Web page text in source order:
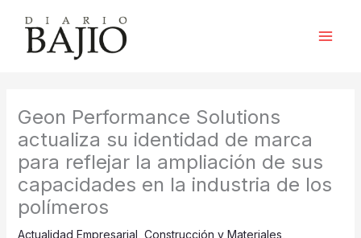
contenido
Geon Performance Solutions
actualiza su identidad de marca
para reflejar la ampliación de sus
capacidades en la industria de los
polímeros
Actualidad Empresarial Construcción y Materiales